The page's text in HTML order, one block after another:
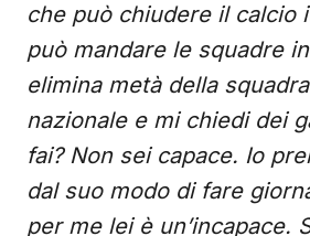
che può chiudere il calcio
può mandare le squadre
elimina metà della
nazionale e mi chiedi dei
fai? Non sei capace. Io
dal suo modo di fare
per me lei è un’incapace.